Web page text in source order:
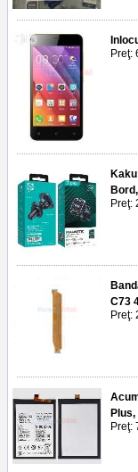
Preţ:
Preţ:
C73
Preţ:
Plus,
Preţ: